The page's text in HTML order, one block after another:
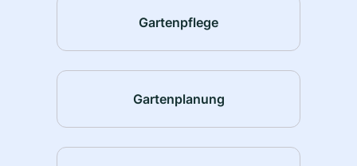
Gartenpflege
Gartenplanung